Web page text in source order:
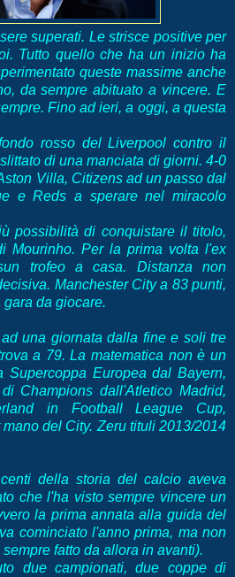
superati. Le strisce positive per
Tutto quello che ha un inizio ha
queste massime anche
da sempre abituato a vincere. E
Fino ad ieri, a oggi, a questa
rosso del Liverpool contro il
di una manciata di giorni. 4-0
Villa, Citizens ad un passo dal
e Reds a sperare nel miracolo
possibilità di conquistare il titolo,
Mourinho. Per la prima volta l'ex
trofeo a casa. Distanza non
Manchester City a 83 punti,
da giocare.
una giornata dalla fine e soli tre
a 79. La matematica non è un
Supercoppa Europea dal Bayern,
Champions dall'Atletico Madrid,
in Football League Cup,
del City. Zeru tituli 2013/2014
della storia del calcio aveva
che l'ha visto sempre vincere un
la prima annata alla guida del
cominciato l'anno prima, ma non
fatto da allora in avanti).
due campionati, due coppe di